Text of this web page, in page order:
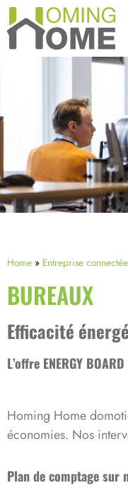
Home » Entreprise connectée
BUREAUX
Efficacité
L’offre ENERGY
Homing Home
économies. Nos
Plan de comptage sur